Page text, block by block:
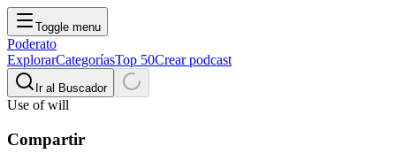
Toggle menu
Poderato
ExplorarCategoríasTop 50Crear podcast
Ir al Buscador
Use of will
Compartir